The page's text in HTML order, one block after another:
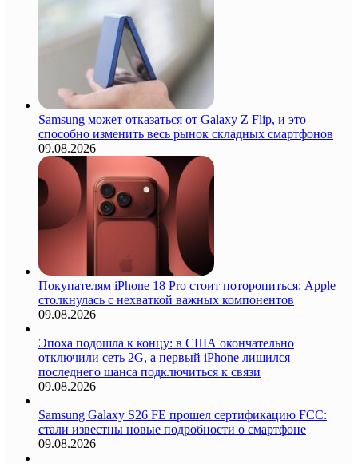
Samsung может отказаться от Galaxy Z Flip, и это
способно изменить весь рынок складных смартфонов
09.08.2026
Покупателям iPhone 18 Pro стоит поторопиться: Apple
столкнулась с нехваткой важных компонентов
09.08.2026
Эпоха подошла к концу: в США окончательно
отключили сеть 2G, а первый iPhone лишился
последнего шанса подключиться к связи
09.08.2026
Samsung Galaxy S26 FE прошел сертификацию FCC:
стали известны новые подробности о смартфоне
09.08.2026